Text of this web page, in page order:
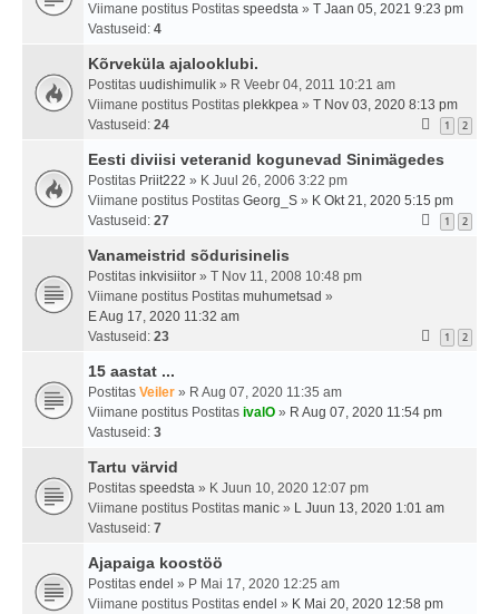
Viimane postitus Postitas speedsta » T Jaan 05, 2021 9:23 pm
Vastuseid: 4
Kõrveküla ajalooklubi.
Postitas uudishimulik » R Veebr 04, 2011 10:21 am
Viimane postitus Postitas plekkpea » T Nov 03, 2020 8:13 pm
Vastuseid: 24 1 2
Eesti diviisi veteranid kogunevad Sinimägedes
Postitas Priit222 » K Juul 26, 2006 3:22 pm
Viimane postitus Postitas Georg_S » K Okt 21, 2020 5:15 pm
Vastuseid: 27 1 2
Vanameistrid sõdurisinelis
Postitas inkvisiitor » T Nov 11, 2008 10:48 pm
Viimane postitus Postitas muhumetsad »
E Aug 17, 2020 11:32 am
Vastuseid: 23 1 2
15 aastat ...
Postitas Veiler » R Aug 07, 2020 11:35 am
Viimane postitus Postitas ivalO » R Aug 07, 2020 11:54 pm
Vastuseid: 3
Tartu värvid
Postitas speedsta » K Juun 10, 2020 12:07 pm
Viimane postitus Postitas manic » L Juun 13, 2020 1:01 am
Vastuseid: 7
Ajapaiga koostöö
Postitas endel » P Mai 17, 2020 12:25 am
Viimane postitus Postitas endel » K Mai 20, 2020 12:58 pm